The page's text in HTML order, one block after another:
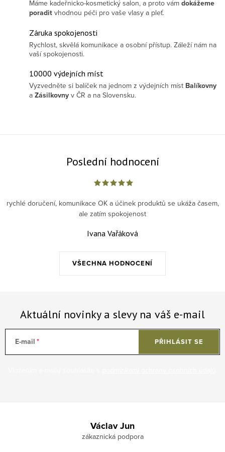
Máme kadeřnicko-kosmetický salon, a proto vám dokážeme
poradit vhodnou péči pro vaše vlasy a pleť.
Záruka spokojenosti
Rychlost, skvělá komunikace a osobní přístup. Záleží nám na
vaší spokojenosti.
10000 výdejních míst
Vyzvedněte si balíček na jednom z výdejních míst Balíkovny
a Zásilkovny v ČR a na Slovensku.
Poslední hodnocení
VŠECHNA HODNOCENÍ
rychlé doručení, komunikace OK a účinek produktů se ukáža časem,
ale zatím spokojenost
Ivana Vařáková
Aktuální novinky a slevy na váš e-mail
E-mail PŘIHLÁSIT SE
Václav Jun